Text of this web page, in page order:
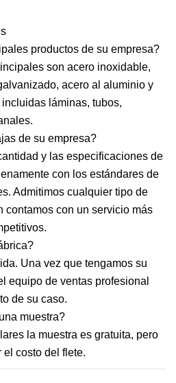
productos de su empresa?
son acero inoxidable,
acero al aluminio y
láminas, tubos,
de su empresa?
y las especificaciones de
con los estándares de
Admitimos cualquier tipo de
contamos con un servicio más
Una vez que tengamos su
equipo de ventas profesional
de su caso.
muestra?
la muestra es gratuita, pero
costo del flete.